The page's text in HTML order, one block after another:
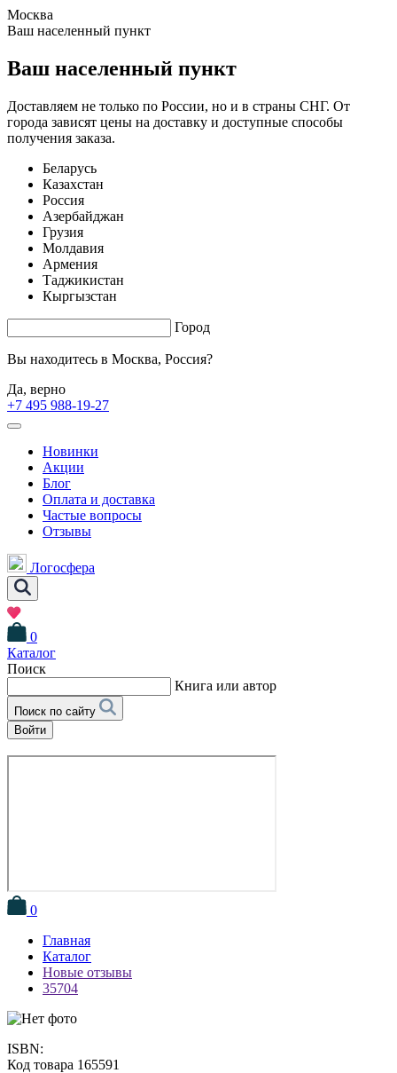
Москва
Ваш населенный пункт
Ваш населенный пункт
Доставляем не только по России, но и в страны СНГ. От
города зависят цены на доставку и доступные способы
получения заказа.
Беларусь
Казахстан
Россия
Азербайджан
Грузия
Молдавия
Армения
Таджикистан
Кыргызстан
Город
Вы находитесь в Москва, Россия?
Да, верно
+7 495 988-19-27
Новинки
Акции
Блог
Оплата и доставка
Частые вопросы
Отзывы
Логосфера
0
Каталог
Поиск
Книга или автор
Поиск по сайту
Войти
0
Главная
Каталог
Новые отзывы
35704
ISBN:
Код товара 165591